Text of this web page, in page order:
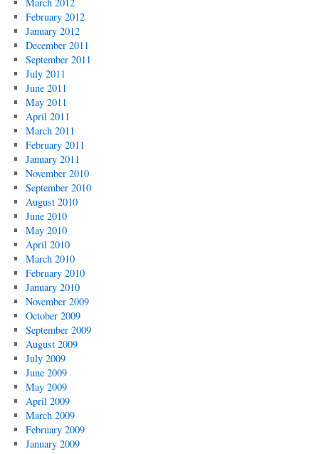
February 2012
January 2012
December 2011
September 2011
July 2011
June 2011
May 2011
April 2011
March 2011
February 2011
January 2011
November 2010
September 2010
August 2010
June 2010
May 2010
April 2010
March 2010
February 2010
January 2010
November 2009
October 2009
September 2009
August 2009
July 2009
June 2009
May 2009
April 2009
March 2009
February 2009
January 2009